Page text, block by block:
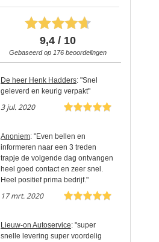
9,4 / 10
Gebaseerd op 176 beoordelingen
De heer Henk Hadders: "Snel
geleverd en keurig verpakt"
3 jul. 2020
Anoniem: "Even bellen en
informeren naar een 3 treden
trapje de volgende dag ontvangen
heel goed contact en zeer snel.
Heel positief prima bedrijf."
17 mrt. 2020
Lieuw-on Autoservice: "super
snelle levering super voordelig